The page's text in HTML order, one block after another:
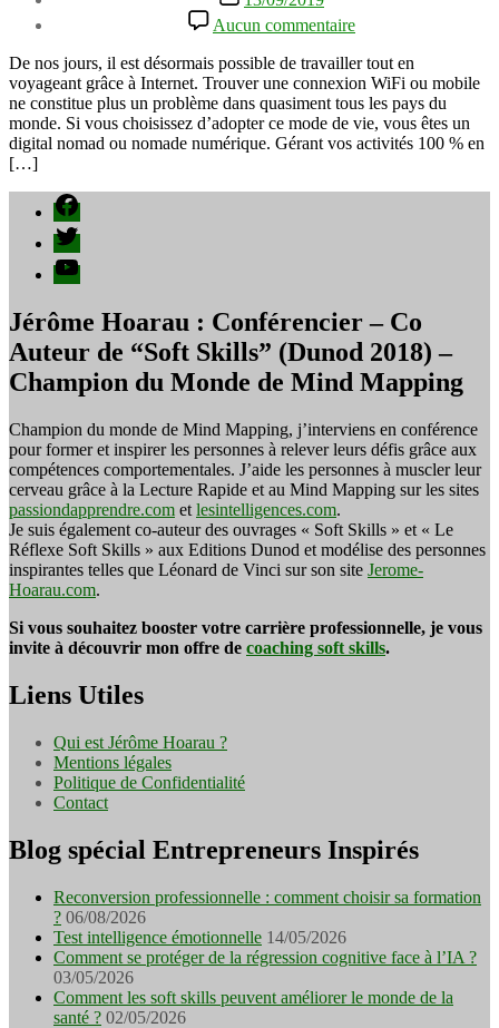
l’article
l’article
Aucun commentaire
Ces
métiers
qui
vous
permettent
d’être
De nos jours, il est désormais possible de travailler tout en
voyageant grâce à Internet. Trouver une connexion WiFi ou mobile
ne constitue plus un problème dans quasiment tous les pays du
monde. Si vous choisissez d’adopter ce mode de vie, vous êtes un
digital nomad ou nomade numérique. Gérant vos activités 100 % en
[…]
Facebook
Twitter
YouTube
Jérôme Hoarau : Conférencier – Co
Auteur de “Soft Skills” (Dunod 2018) –
Champion du Monde de Mind Mapping
Champion du monde de Mind Mapping, j’interviens en conférence
pour former et inspirer les personnes à relever leurs défis grâce aux
compétences comportementales. J’aide les personnes à muscler leur
cerveau grâce à la Lecture Rapide et au Mind Mapping sur les sites
passiondapprendre.com et lesintelligences.com.
Je suis également co-auteur des ouvrages « Soft Skills » et « Le
Réflexe Soft Skills » aux Editions Dunod et modélise des personnes
inspirantes telles que Léonard de Vinci sur son site Jerome-
Hoarau.com.
Si vous souhaitez booster votre carrière professionnelle, je vous
invite à découvrir mon offre de coaching soft skills.
Liens Utiles
Qui est Jérôme Hoarau ?
Mentions légales
Politique de Confidentialité
Contact
Blog spécial Entrepreneurs Inspirés
Reconversion professionnelle : comment choisir sa formation
? 06/08/2026
Test intelligence émotionnelle 14/05/2026
Comment se protéger de la régression cognitive face à l’IA ?
03/05/2026
Comment les soft skills peuvent améliorer le monde de la
santé ? 02/05/2026